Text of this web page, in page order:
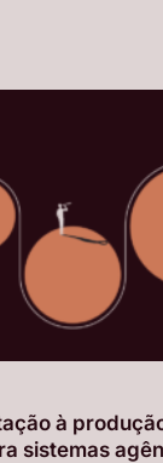
à
sistemas